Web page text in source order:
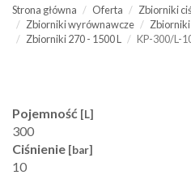
Strona główna Oferta
Zbiorniki
Zbiorniki wyrównawcze
Zbiorniki 270 - 1500 L
KP-300/L-
Pojemność [L]
300
Ciśnienie [bar]
10